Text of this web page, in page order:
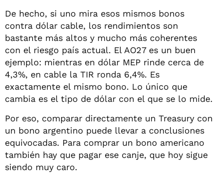
De hecho, si uno mira esos mismos bonos
contra dólar cable, los rendimientos son
bastante más altos y mucho más coherentes
con el riesgo país actual. El AO27 es un buen
ejemplo: mientras en dólar MEP rinde cerca de
4,3%, en cable la TIR ronda 6,4%. Es
exactamente el mismo bono. Lo único que
cambia es el tipo de dólar con el que se lo mide.
Por eso, comparar directamente un Treasury con
un bono argentino puede llevar a conclusiones
equivocadas. Para comprar un bono americano
también hay que pagar ese canje, que hoy sigue
siendo muy caro.